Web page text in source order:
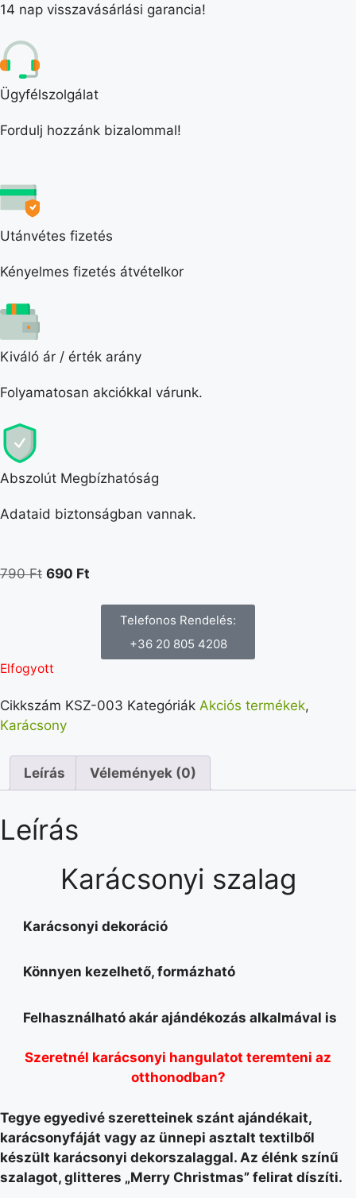
14 nap visszavásárlási garancia!
Ügyfélszolgálat
Fordulj hozzánk bizalommal!
Utánvétes fizetés
Kényelmes fizetés átvételkor
Kiváló ár / érték arány
Folyamatosan akciókkal várunk.
Abszolút Megbízhatóság
Adataid biztonságban vannak.
790Ft 690 Ft
Telefonos Rendelés:
+36 20 805 4208
Elfogyott
Cikkszám KSZ-003 Kategóriák Akciós termékek,
Karácsony
Leírás Vélemények (0)
Leírás
Karácsonyi szalag
Karácsonyi dekoráció
Könnyen kezelhető, formázható
Felhasználható akár ajándékozás alkalmával is
Szeretnél karácsonyi hangulatot teremteni az
otthonodban?
Tegye egyedivé szeretteinek szánt ajándékait,
karácsonyfáját vagy az ünnepi asztalt textilből
készült karácsonyi dekorszalaggal. Az élénk színű
szalagot, glitteres „Merry Christmas” felirat díszíti.